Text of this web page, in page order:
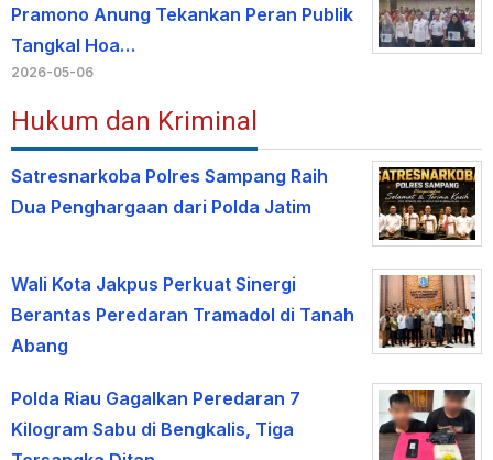
Pramono Anung Tekankan Peran Publik
Tangkal Hoa…
2026-05-06
Hukum dan Kriminal
Satresnarkoba Polres Sampang Raih
Dua Penghargaan dari Polda Jatim
Wali Kota Jakpus Perkuat Sinergi
Berantas Peredaran Tramadol di Tanah
Abang
Polda Riau Gagalkan Peredaran 7
Kilogram Sabu di Bengkalis, Tiga